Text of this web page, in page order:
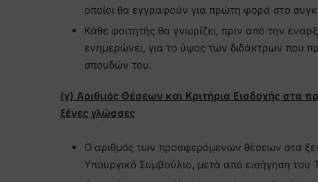
οποίοι θα εγγραφούν για πρώτη φορά στο
Κάθε φοιτητής θα γνωρίζει, πριν από την
ενημερώνει, για το ύψος των διδάκτρων που
σπουδών του.
(γ) Αριθμός Θέσεων και Κριτήρια Εισδοχής
ξένες γλώσσες
Ο αριθμός των προσφερόμενων θέσεων στα
Υπουργικό Συμβούλιο, μετά από εισήγηση